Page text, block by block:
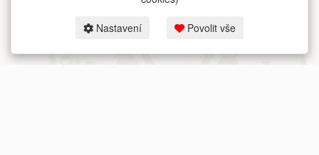
Nastavení Povolit vše